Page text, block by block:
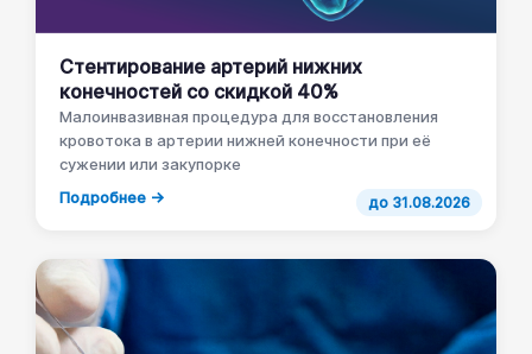
до 31.08.2026
Стентирование артерий нижних
конечностей со скидкой 40%
Малоинвазивная процедура для восстановления
кровотока в артерии нижней конечности при её
сужении или закупорке
Подробнее →